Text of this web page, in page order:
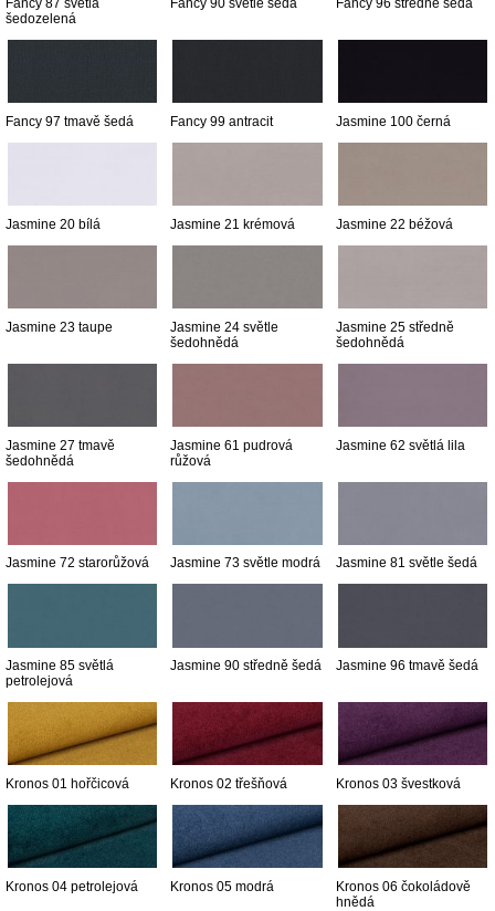
Fancy 87 světlá
šedozelená
Fancy 90 světle šedá Fancy 96 středně šedá
Fancy 97 tmavě šedá Fancy 99 antracit Jasmine 100 černá
Jasmine 20 bílá Jasmine 21 krémová Jasmine 22 béžová
Jasmine 23 taupe
Jasmine 24 světle
šedohnědá
Jasmine 25 středně
šedohnědá
Jasmine 27 tmavě
šedohnědá
Jasmine 61 pudrová
růžová
Jasmine 62 světlá lila
Jasmine 72 starorůžová Jasmine 73 světle modrá Jasmine 81 světle šedá
Jasmine 85 světlá
petrolejová
Jasmine 90 středně šedá Jasmine 96 tmavě šedá
Kronos 01 hořčicová Kronos 02 třešňová Kronos 03 švestková
Kronos 04 petrolejová Kronos 05 modrá
Kronos 06 čokoládově
hnědá